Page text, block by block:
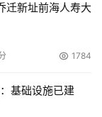
迁新址前海人寿大
1784
基础设施已建